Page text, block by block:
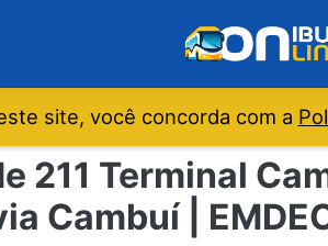
site, você concorda com a
211 Terminal
Cambuí |